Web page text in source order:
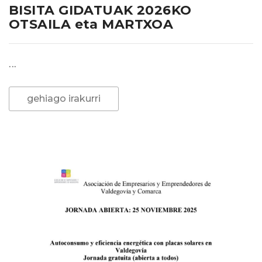
BISITA GIDATUAK 2026KO
OTSAILA eta MARTXOA
...
gehiago irakurri